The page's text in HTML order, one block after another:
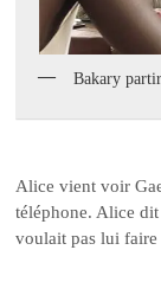
Bakary
Alice vient voir
téléphone. Alice
voulait pas lui faire